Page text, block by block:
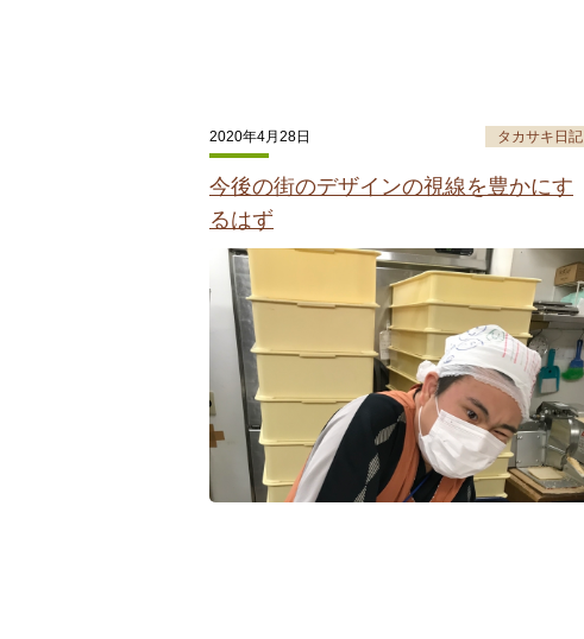
2020年4月28日 タカサキ日記
今後の街のデザインの視線を豊かにす
るはず